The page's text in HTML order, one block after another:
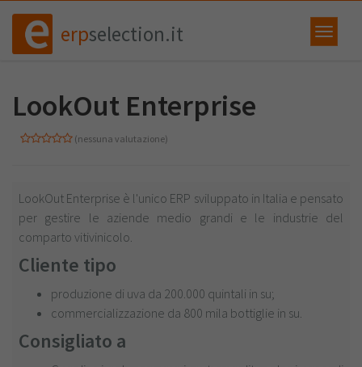
erpselection.it
LookOut Enterprise
(nessuna valutazione)
LookOut Enterprise è l'unico ERP sviluppato in Italia e pensato
per gestire le aziende medio grandi e le industrie del
comparto vitivinicolo.
Cliente tipo
produzione di uva da 200.000 quintali in su;
commercializzazione da 800 mila bottiglie in su.
Consigliato a